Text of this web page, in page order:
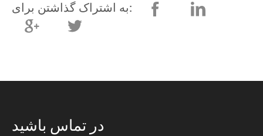
به اشتراک گذاشتن برای:
در تماس باشید